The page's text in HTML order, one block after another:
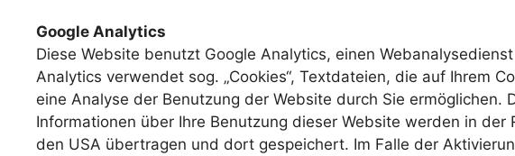
Google Analytics
Diese Website benutzt Google Analytics, einen Webanalysedienst
Analytics verwendet sog. „Cookies“, Textdateien, die auf Ihrem
eine Analyse der Benutzung der Website durch Sie ermöglichen.
Informationen über Ihre Benutzung dieser Website werden in der
den USA übertragen und dort gespeichert. Im Falle der